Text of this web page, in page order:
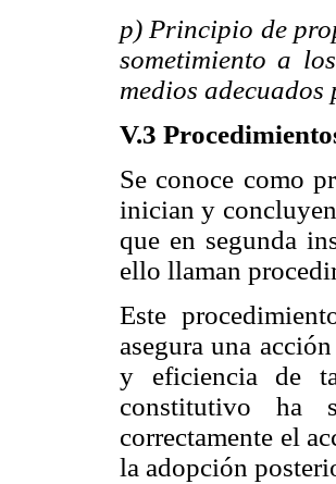
p) Principio de
sometimiento a
medios
V.3
Se conoce como
inician y
que en segunda
ello llaman
Este
asegura una
y eficiencia de
constitutivo ha
correctamente el
la adopción